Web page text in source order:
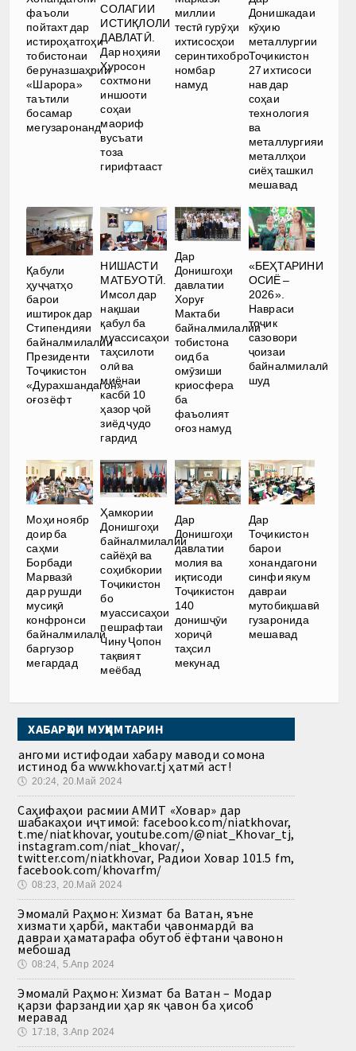
фаъоли
пойтахт дар
истироҳатгоҳи
тобистонаи
беруназшаҳрии
«Шарора»
таътили
босамар
мегузаронанд
СОЛАГИИ
ИСТИҚЛОЛИ
ДАВЛАТӢ.
Дар ноҳияи
Хуросон
сохтмони
иншооти
соҳаи
маориф
вусъати
тоза
гирифтааст
миллии
тестӣ гурӯҳи
ихтисосҳои
серинтихобро
номбар
намуд
Донишкадаи
кӯҳию
металлургии
Тоҷикистон
27 ихтисоси
нав дар
соҳаи
технология
ва
металлургияи
металлҳои
сиёҳ ташкил
мешавад
Қабули
ҳуҷҷатҳо
барои
иштирок дар
Стипендияи
байналмилалии
Президенти
Тоҷикистон
«Дурахшандагон»
оғоз ёфт
НИШАСТИ
МАТБУОТӢ.
Имсол дар
нақшаи
қабул ба
муассисаҳои
таҳсилоти
олӣ ва
миёнаи
касбӣ 10
ҳазор ҷой
зиёд ҷудо
гардид
Дар
Донишгоҳи
давлатии
Хоруғ
Мактаби
байналмилалии
тобистона
оид ба
омӯзиши
криосфера
ба
фаъолият
оғоз намуд
«БЕҲТАРИНИ
ОСИЁ –
2026».
Навраси
тоҷик
сазовори
ҷоизаи
байналмилалӣ
шуд
Моҳи ноябр
доир ба
саҳми
Борбади
Марвазӣ
дар рушди
мусиқӣ
конфронси
байналмилалӣ
баргузор
мегардад
Ҳамкории
Донишгоҳи
байналмилалии
сайёҳӣ ва
соҳибкории
Тоҷикистон
бо
муассисаҳои
пешрафтаи
Чину Ҷопон
тақвият
меёбад
Дар
Донишгоҳи
давлатии
молия ва
иқтисоди
Тоҷикистон
140
донишҷӯи
хориҷӣ
таҳсил
мекунад
Дар
Тоҷикистон
барои
хонандагони
синфи якум
давраи
мутобиқшавӣ
гузаронида
мешавад
ХАБАРҲОИ МУҲИМТАРИН
Ҳангоми истифодаи хабару маводи сомона
истинод ба www.khovar.tj ҳатмӣ аст!
🕔 20:24, 20.Май 2024
Саҳифаҳои расмии АМИТ «Ховар» дар
шабакаҳои иҷтимоӣ: facebook.com/niatkhovar,
t.me/niatkhovar, youtube.com/@niat_Khovar_tj,
instagram.com/niat_khovar/,
twitter.com/niatkhovar, Радиои Ховар 101.5 fm,
facebook.com/khovarfm/
🕔 08:23, 20.Май 2024
Эмомалӣ Раҳмон: Хизмат ба Ватан, яъне
хизмати ҳарбӣ, мактаби ҷавонмардӣ ва
давраи ҳаматарафа обутоб ёфтани ҷавонон
мебошад
🕔 08:24, 5.Апр 2024
Эмомалӣ Раҳмон: Хизмат ба Ватан – Модар
қарзи фарзандии ҳар як ҷавон ба ҳисоб
меравад
🕔 17:18, 3.Апр 2024